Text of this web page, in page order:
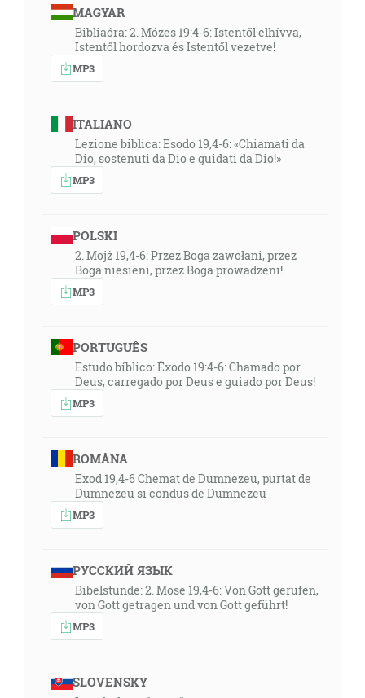
MAGYAR
Bibliaóra: 2. Mózes 19:4-6: Istentől elhívva,
Istentől hordozva és Istentől vezetve!
MP3
ITALIANO
Lezione biblica: Esodo 19,4-6: «Chiamati da
Dio, sostenuti da Dio e guidati da Dio!»
MP3
POLSKI
2. Mojż 19,4-6: Przez Boga zawołani, przez
Boga niesieni, przez Boga prowadzeni!
MP3
PORTUGUÊS
Estudo bíblico: Êxodo 19:4-6: Chamado por
Deus, carregado por Deus e guiado por Deus!
MP3
ROMÂNA
Exod 19,4-6 Chemat de Dumnezeu, purtat de
Dumnezeu si condus de Dumnezeu
MP3
РУССКИЙ ЯЗЫК
Bibelstunde: 2. Mose 19,4-6: Von Gott gerufen,
von Gott getragen und von Gott geführt!
MP3
SLOVENSKY